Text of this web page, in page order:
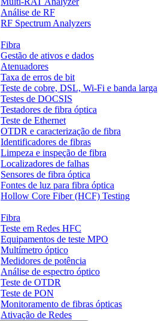
Análise de RF
RF Spectrum Analyzers
Fibra
Gestão de ativos e dados
Atenuadores
Taxa de erros de bit
Teste de cobre, DSL, Wi-Fi e banda larga
Testes de DOCSIS
Testadores de fibra óptica
Teste de Ethernet
OTDR e caracterização de fibra
Identificadores de fibras
Limpeza e inspeção de fibra
Localizadores de falhas
Sensores de fibra óptica
Fontes de luz para fibra óptica
Hollow Core Fiber (HCF) Testing
Fibra
Teste em Redes HFC
Equipamentos de teste MPO
Multímetro óptico
Medidores de potência
Análise de espectro óptico
Teste de OTDR
Teste de PON
Monitoramento de fibras ópticas
Ativação de Redes